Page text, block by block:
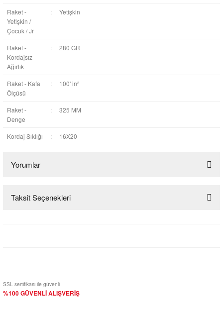
Raket -
Yetişkin /
Çocuk / Jr
: Yetişkin
Raket -
Kordajsız
Ağırlık
: 280 GR
Raket - Kafa
Ölçüsü
: 100' in²
Raket -
Denge
: 325 MM
Kordaj Sıklığı : 16X20
Yorumlar
Bu ürüne ilk yorumu siz yapın!
Taksit Seçenekleri
SSL sertifikası ile güvenli
%100 GÜVENLİ ALIŞVERİŞ